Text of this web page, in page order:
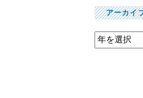
アーカイ